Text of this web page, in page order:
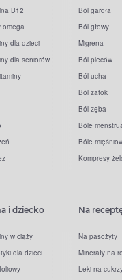
B12
omega
dla dzieci
dla seniorów
Ból gardła
Ból głowy
Migrena
Ból pleców
Ból ucha
Ból zatok
Ból zęba
Bóle
Bóle
Kompresy
i dziecko
w ciąży
dla dzieci
Na
Na pasożyty
Minerały na
Leki na